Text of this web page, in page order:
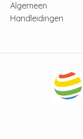
Algemeen
Handleidingen